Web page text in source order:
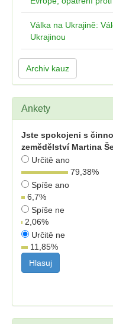
Válka na Ukrajině:
Ukrajinou
Archiv kauz
Ankety
Jste spokojeni s
zemědělství Martina
Určitě ano
79,38%
Spíše ano
6,7%
Spíše ne
2,06%
Určitě ne
11,85%